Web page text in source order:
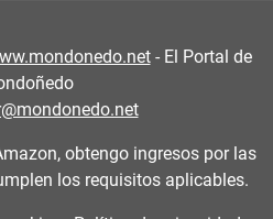
- El Portal de
obtengo ingresos por las
los requisitos aplicables.